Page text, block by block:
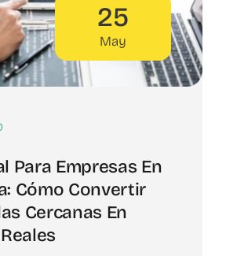
25
May
Para Empresas En
Cómo Convertir
Cercanas En